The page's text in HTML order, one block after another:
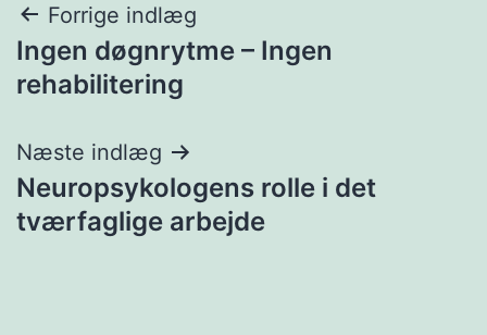
Indlægsnavigation
Forrige indlæg
Ingen døgnrytme – Ingen
rehabilitering
Næste indlæg
Neuropsykologens rolle i det
tværfaglige arbejde